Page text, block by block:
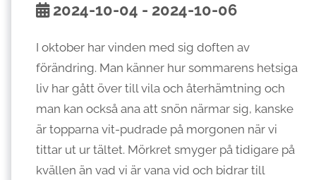
2024-10-04 - 2024-10-06
I oktober har vinden med sig doften av
förändring. Man känner hur sommarens hetsiga
liv har gått över till vila och återhämtning och
man kan också ana att snön närmar sig, kanske
är topparna vit-pudrade på morgonen när vi
tittar ut ur tältet. Mörkret smyger på tidigare på
kvällen än vad vi är vana vid och bidrar till